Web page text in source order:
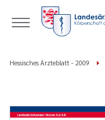
Hessisches Ärzteblatt - 2009